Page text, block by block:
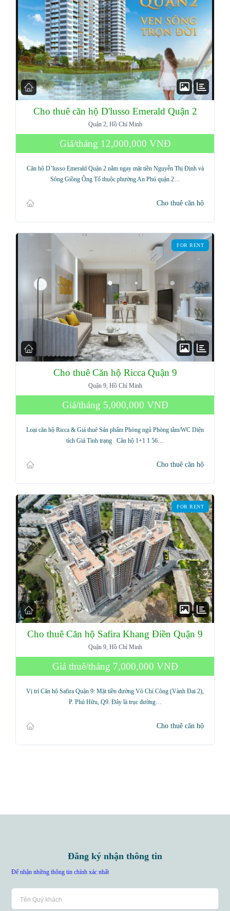
Cho thuê căn hộ D'lusso Emerald Quận 2
Quận 2, Hồ Chí Minh
Giá/tháng 12,000,000 VNĐ
Căn hộ D’lusso Emerald Quận 2 nằm ngay mặt tiền Nguyễn Thị Định và
Sông Giồng Ông Tố thuộc phường An Phú quận 2…
Cho thuê căn hộ
FOR RENT
Cho thuê Căn hộ Ricca Quận 9
Quận 9, Hồ Chí Minh
Giá/tháng 5,000,000 VNĐ
Loại căn hộ Ricca & Giá thuê Sản phẩm Phòng ngủ Phòng tắm/WC Diện
tích Giá Tình trạng Căn hộ 1+1 1 56…
Cho thuê căn hộ
FOR RENT
Cho thuê Căn hộ Safira Khang Điền Quận 9
Quận 9, Hồ Chí Minh
Giá thuê/tháng 7,000,000 VNĐ
Vị trí Căn hộ Safira Quận 9: Mặt tiền đường Võ Chí Công (Vành Đai 2),
P. Phú Hữu, Q9. Đây là trục đường…
Cho thuê căn hộ
Đăng ký nhận thông tin
Để nhận những thông tin chính xác nhất
Log in
Don't have an account? Sign Up
Username
Password
Lost your password?